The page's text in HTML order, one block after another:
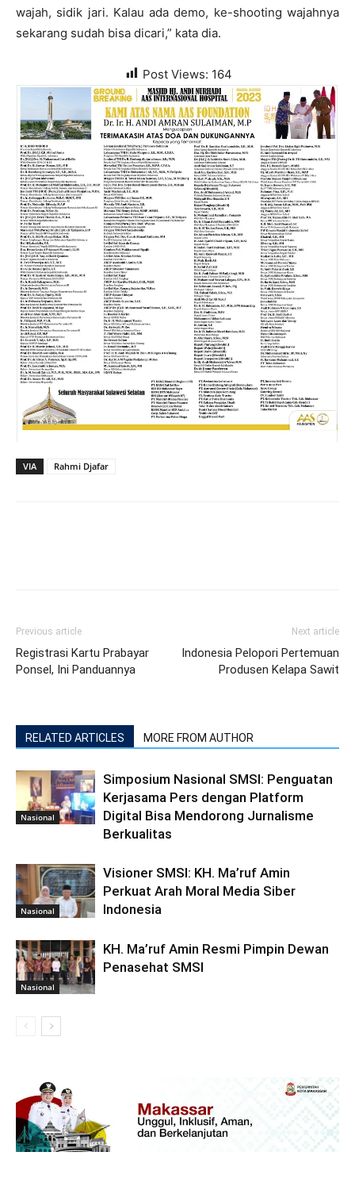
wajah, sidik jari. Kalau ada demo, ke-shooting wajahnya
sekarang sudah bisa dicari,” kata dia.
Post Views: 164
VIA Rahmi Djafar
Previous article
Registrasi Kartu Prabayar
Ponsel, Ini Panduannya
Next article
Indonesia Pelopori Pertemuan
Produsen Kelapa Sawit
RELATED ARTICLES MORE FROM AUTHOR
Nasional
Simposium Nasional SMSI: Penguatan
Kerjasama Pers dengan Platform
Digital Bisa Mendorong Jurnalisme
Berkualitas
Nasional
Visioner SMSI: KH. Ma’ruf Amin
Perkuat Arah Moral Media Siber
Indonesia
Nasional
KH. Ma’ruf Amin Resmi Pimpin Dewan
Penasehat SMSI